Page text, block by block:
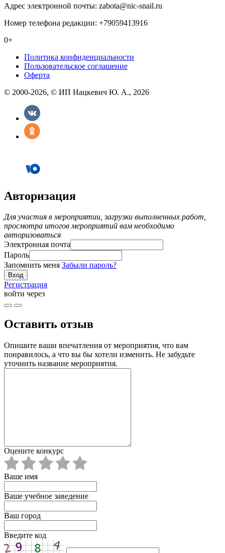
Адрес электронной почты: zabota@nic-snail.ru
Номер телефона редакции: +79059413916
0+
Политика конфиденциальности
Пользовательское соглашение
Оферта
© 2000-2026, © ИП Нацкевич Ю. А., 2026
Авторизация
Для участия в мероприятии, загрузки выполненных работ,
просмотра итогов мероприятий вам необходимо
авторизоваться
Электронная почта
Пароль
Запомнить меня Забыли пароль?
Регистрация
войти через
Оставить отзыв
Опишите ваши впечатления от мероприятия, что вам
понравилось, а что вы бы хотели изменить. Не забудьте
уточнить название мероприятия.
Оцените конкурс
Ваше имя
Ваше учебное заведение
Ваш город
Введите код